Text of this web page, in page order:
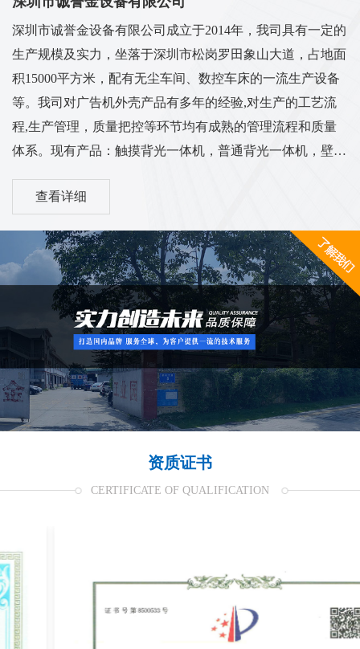
深圳市诚誉金设备有限公司成立于2014年，我司具有一定的
生产规模及实力，坐落于深圳市松岗罗田象山大道，占地面
积15000平方米，配有无尘车间、数控车床的一流生产设备
等。我司对广告机外壳产品有多年的经验,对生产的工艺流
程,生产管理，质量把控等环节均有成熟的管理流程和质量
体系。现有产品：触摸背光一体机，普通背光一体机，壁挂
广告机，机壳套料等多系列外壳...
查看详细
资质证书
CERTIFICATE OF QUALIFICATION